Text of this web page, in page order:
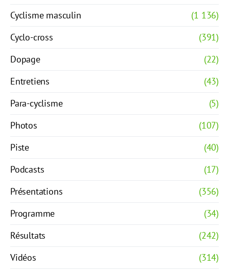
Cyclisme masculin
(1 136)
Cyclo-cross
(391)
Dopage
(22)
Entretiens
(43)
Para-cyclisme
(5)
Photos
(107)
Piste
(40)
Podcasts
(17)
Présentations
(356)
Programme
(34)
Résultats
(242)
Vidéos
(314)